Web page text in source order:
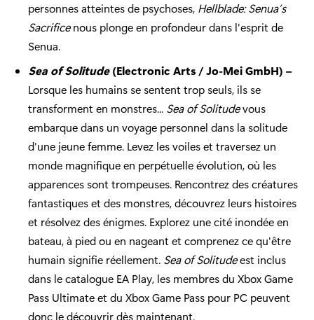
personnes atteintes de psychoses, Hellblade: Senua’s
Sacrificenous plonge en profondeur dans l'esprit de
Senua.
Sea of Solitude(Electronic Arts / Jo-Mei GmbH) –
Lorsque les humains se sentent trop seuls, ils se
transforment en monstres... Sea of Solitudevous
embarque dans un voyage personnel dans la solitude
d'une jeune femme. Levez les voiles et traversez un
monde magnifique en perpétuelle évolution, où les
apparences sont trompeuses. Rencontrez des créatures
fantastiques et des monstres, découvrez leurs histoires
et résolvez des énigmes. Explorez une cité inondée en
bateau, à pied ou en nageant et comprenez ce qu'être
humain signifie réellement. Sea of Solitudeest inclus
dans le catalogue EA Play, les membres du Xbox Game
Pass Ultimate et du Xbox Game Pass pour PC peuvent
donc le découvrir dès maintenant.